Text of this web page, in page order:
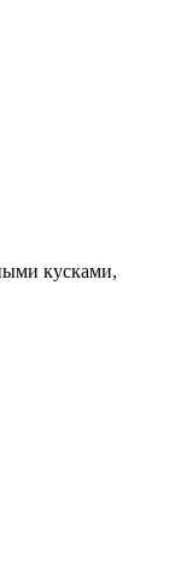
кусками,